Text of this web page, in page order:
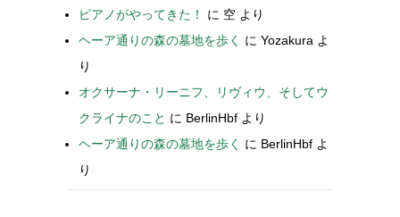
ピアノがやってきた！
に 空 より
ヘーア通りの森の墓地を歩く
に Yozakura よ
り
オクサーナ・リーニフ、リヴィウ、そしてウ
クライナのこと に BerlinHbf より
ヘーア通りの森の墓地を歩く
に BerlinHbf よ
り